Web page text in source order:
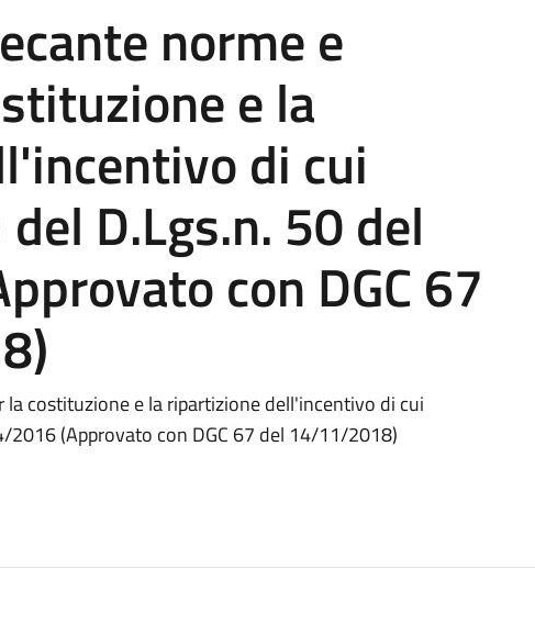
norme e
e la
di cui
D.Lgs.n. 50 del
con DGC 67
costituzione e la ripartizione dell'incentivo di cui
(Approvato con DGC 67 del 14/11/2018)